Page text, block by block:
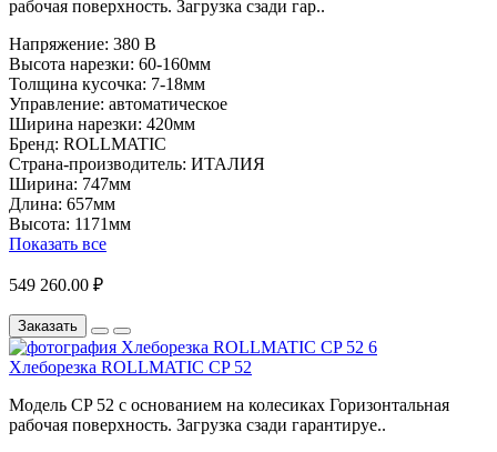
рабочая поверхность. Загрузка сзади гар..
Напряжение: 380 В
Высота нарезки: 60-160мм
Толщина кусочка: 7-18мм
Управление: автоматическое
Ширина нарезки: 420мм
Бренд: ROLLMATIC
Страна-производитель: ИТАЛИЯ
Ширина: 747мм
Длина: 657мм
Высота: 1171мм
Показать все
549 260.00 ₽
Заказать
Хлеборезка ROLLMATIC CP 52
Модель CP 52 с основанием на колесиках Горизонтальная
рабочая поверхность. Загрузка сзади гарантируе..